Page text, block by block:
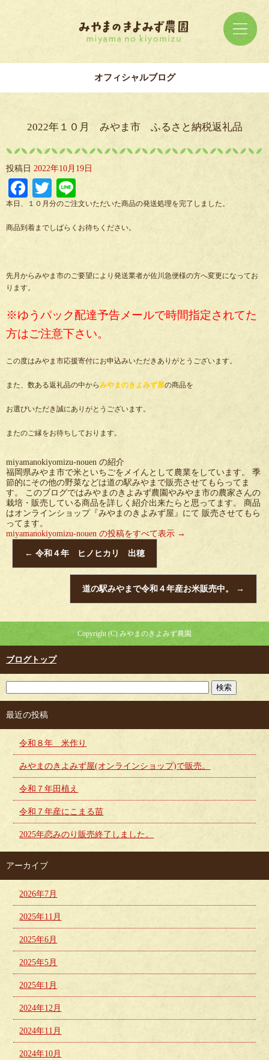
オフィシャルブログ
2022年１０月 みやま市 ふるさと納税返礼品
投稿日 2022年10月19日
Facebook
Twitter
本日、１０月分のご注文いただいた商品の発送処理を完了しました。
商品到着までしばらくお待ちください。
先月からみやま市のご要望により発送業者が佐川急便様の方へ変更になってお
ります。
※ゆうパック配達予告メールで時間指定されてた
方はご注意下さい。
この度はみやま市応援寄付にお申込みいただきありがとうございます。
また、数ある返礼品の中からみやまのきよみず屋の商品を
お選びいただき誠にありがとうございます。
またのご縁をお待ちしております。
miyamanokiyomizu-nouen の紹介
福岡県みやま市で米といちごをメイんとして農業をしています。 季
節的にその他の野菜などは道の駅みやまで販売させてもらってま
す。 このブログではみやまのきよみず農園やみやま市の農家さんの
栽培・販売している商品を詳しく紹介出来たらと思ってます。 商品
はオンラインショップ『みやまのきよみず屋』にて 販売させてもら
ってます。
miyamanokiyomizu-nouen の投稿をすべて表示 →
← 令和４年 ヒノヒカリ 出穂
道の駅みやまで令和４年産お米販売中。 →
Copyright (C) みやまのきよみず農園
ブログトップ
最近の投稿
令和８年 米作り
みやまのきよみず屋(オンラインショップ)で販売。
令和７年田植え
令和７年産にこまる苗
2025年恋みのり販売終了しました。
アーカイブ
2026年7月
2025年11月
2025年6月
2025年5月
2025年1月
2024年12月
2024年11月
2024年10月